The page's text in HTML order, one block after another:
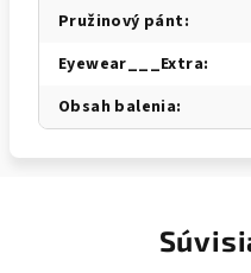
Pružinový pánt:
Eyewear___Extra:
Obsah balenia: